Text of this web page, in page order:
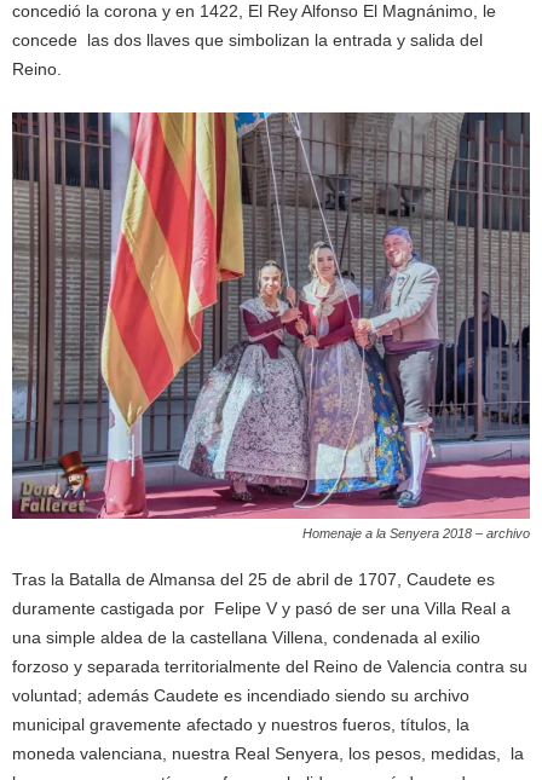
concedió la corona y en 1422, El Rey Alfonso El Magnánimo, le
concede las dos llaves que simbolizan la entrada y salida del
Reino.
Homenaje a la Senyera 2018 – archivo
Tras la Batalla de Almansa del 25 de abril de 1707, Caudete es
duramente castigada por Felipe V y pasó de ser una Villa Real a
una simple aldea de la castellana Villena, condenada al exilio
forzoso y separada territorialmente del Reino de Valencia contra su
voluntad; además Caudete es incendiado siendo su archivo
municipal gravemente afectado y nuestros fueros, títulos, la
moneda valenciana, nuestra Real Senyera, los pesos, medidas, la